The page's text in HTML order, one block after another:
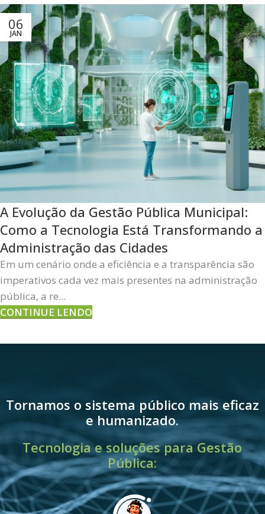
06
JAN
A Evolução da Gestão Pública Municipal:
Como a Tecnologia Está Transformando a
Administração das Cidades
Em um cenário onde a eficiência e a transparência são
imperativos cada vez mais presentes na administração
pública, a re...
CONTINUE LENDO
Tornamos o sistema público mais eficaz
e humanizado.
Tecnologia e soluções para Gestão
Pública: